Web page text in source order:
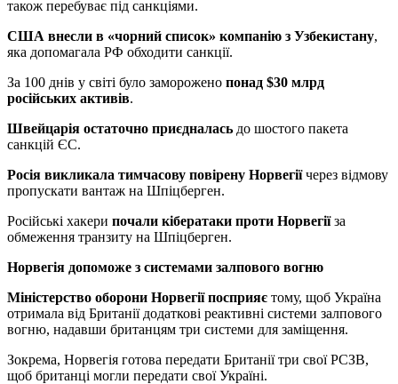
також перебуває під санкціями.
США внесли в «чорний список» компанію з Узбекистану,
яка допомагала РФ обходити санкції.
За 100 днів у світі було заморожено понад $30 млрд
російських активів.
Швейцарія остаточно приєдналась до шостого пакета
санкцій ЄС.
Росія викликала тимчасову повірену Норвегіїчерез відмову
пропускати вантаж на Шпіцберген.
Російські хакери почали кібератаки проти Норвегіїза
обмеження транзиту на Шпіцберген.
Норвегія допоможе з системами залпового вогню
Міністерство оборони Норвегії посприяє тому, щоб Україна
отримала від Британії додаткові реактивні системи залпового
вогню, надавши британцям три системи для заміщення.
Зокрема, Норвегія готова передати Британії три свої РСЗВ,
щоб британці могли передати свої Україні.